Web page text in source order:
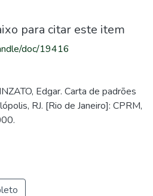
para citar este item
doc/19416
Edgar. Carta de padrões
RJ. [Rio de Janeiro]: CPRM,